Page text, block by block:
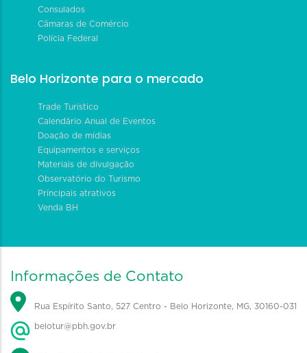
Consulados
Câmaras de Comércio
Polícia Federal
Belo Horizonte para o mercado
Trade Turístico
Calendário Anual de Eventos
Doação de mídias
Equipamentos e serviços
Materiais de divulgação
Observatório do Turismo
Principais atrativos
Venda BH
Informações de Contato
Rua Espírito Santo, 527 Centro - Belo Horizonte, MG, 30160-031
belotur@pbh.gov.br